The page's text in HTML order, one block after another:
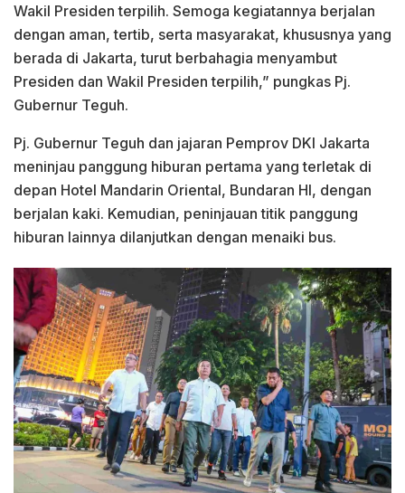
Wakil Presiden terpilih. Semoga kegiatannya berjalan
dengan aman, tertib, serta masyarakat, khususnya yang
berada di Jakarta, turut berbahagia menyambut
Presiden dan Wakil Presiden terpilih,” pungkas Pj.
Gubernur Teguh.
Pj. Gubernur Teguh dan jajaran Pemprov DKI Jakarta
meninjau panggung hiburan pertama yang terletak di
depan Hotel Mandarin Oriental, Bundaran HI, dengan
berjalan kaki. Kemudian, peninjauan titik panggung
hiburan lainnya dilanjutkan dengan menaiki bus.